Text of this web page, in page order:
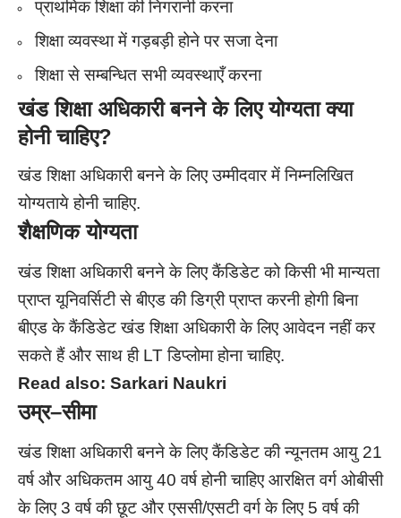
प्राथमिक शिक्षा की निगरानी करना
शिक्षा व्यवस्था में गड़बड़ी होने पर सजा देना
शिक्षा से सम्बन्धित सभी व्यवस्थाएँ करना
खंड शिक्षा अधिकारी बनने के लिए योग्यता क्या
होनी चाहिए?
खंड शिक्षा अधिकारी बनने के लिए उम्मीदवार में निम्नलिखित
योग्यताये होनी चाहिए.
शैक्षणिक योग्यता
खंड शिक्षा अधिकारी बनने के लिए कैंडिडेट को किसी भी मान्यता
प्राप्त यूनिवर्सिटी से बीएड की डिग्री प्राप्त करनी होगीबिना
बीएड के कैंडिडेट खंड शिक्षा अधिकारी के लिए आवेदन नहीं कर
सकते हैं और साथ ही LT डिप्लोमा होना चाहिए.
Read also: Sarkari Naukri
उम्र–सीमा
खंड शिक्षा अधिकारी बनने के लिए कैंडिडेट की न्यूनतम आयु 21
वर्ष और अधिकतम आयु 40 वर्ष होनी चाहिएआरक्षित वर्ग ओबीसी
के लिए 3 वर्ष की छूट और एससी/एसटी वर्ग के लिए 5 वर्ष की